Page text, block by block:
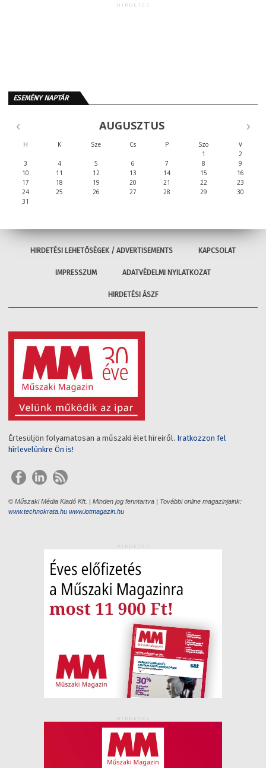
HIRDETÉS
ESEMÉNY NAPTÁR
AUGUSZTUS
H K Sze Cs P Szo
V
1
2
3
4 5 6 7 8
9
10
11 12 13 14 15
16
17
18 19 20 21 22
23
24
25 26 27 28 29
30
31
HIRDETÉSI LEHETŐSÉGEK / ADVERTISEMENTS KAPCSOLAT
IMPRESSZUM ADATVÉDELMI NYILATKOZAT
HIRDETÉSI ÁSZF
Értesüljön folyamatosan a műszaki élet híreiről. Iratkozzon fel
hírlevelünkre Ön is!
© Műszaki Média Kiadó Kft. | Minden jog fenntartva | További online magazinjaink:
www.technokrata.hu www.iotmagazin.hu
HIRDETÉS
HIRDETÉS